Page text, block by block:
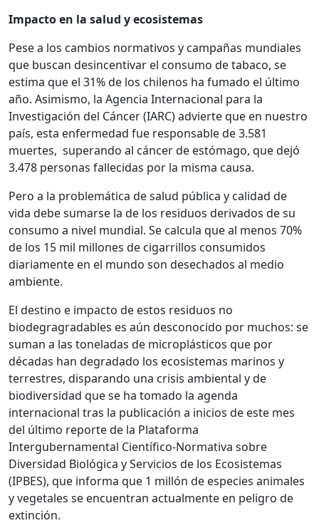
Impacto en la salud y ecosistemas
Pese a los cambios normativos y campañas mundiales
que buscan desincentivar el consumo de tabaco, se
estima que el 31% de los chilenos ha fumado el último
año. Asimismo, la Agencia Internacional para la
Investigación del Cáncer (IARC) advierte que en nuestro
país, esta enfermedad fue responsable de 3.581
muertes, superando al cáncer de estómago, que dejó
3.478 personas fallecidas por la misma causa.
Pero a la problemática de salud pública y calidad de
vida debe sumarse la de los residuos derivados de su
consumo a nivel mundial. Se calcula que al menos 70%
de los 15 mil millones de cigarrillos consumidos
diariamente en el mundo son desechados al medio
ambiente.
El destino e impacto de estos residuos no
biodegragradables es aún desconocido por muchos: se
suman a las toneladas de microplásticos que por
décadas han degradado los ecosistemas marinos y
terrestres, disparando una crisis ambiental y de
biodiversidad que se ha tomado la agenda
internacional tras la publicación a inicios de este mes
del último reporte de la Plataforma
Intergubernamental Científico-Normativa sobre
Diversidad Biológica y Servicios de los Ecosistemas
(IPBES), que informa que 1 millón de especies animales
y vegetales se encuentran actualmente en peligro de
extinción.